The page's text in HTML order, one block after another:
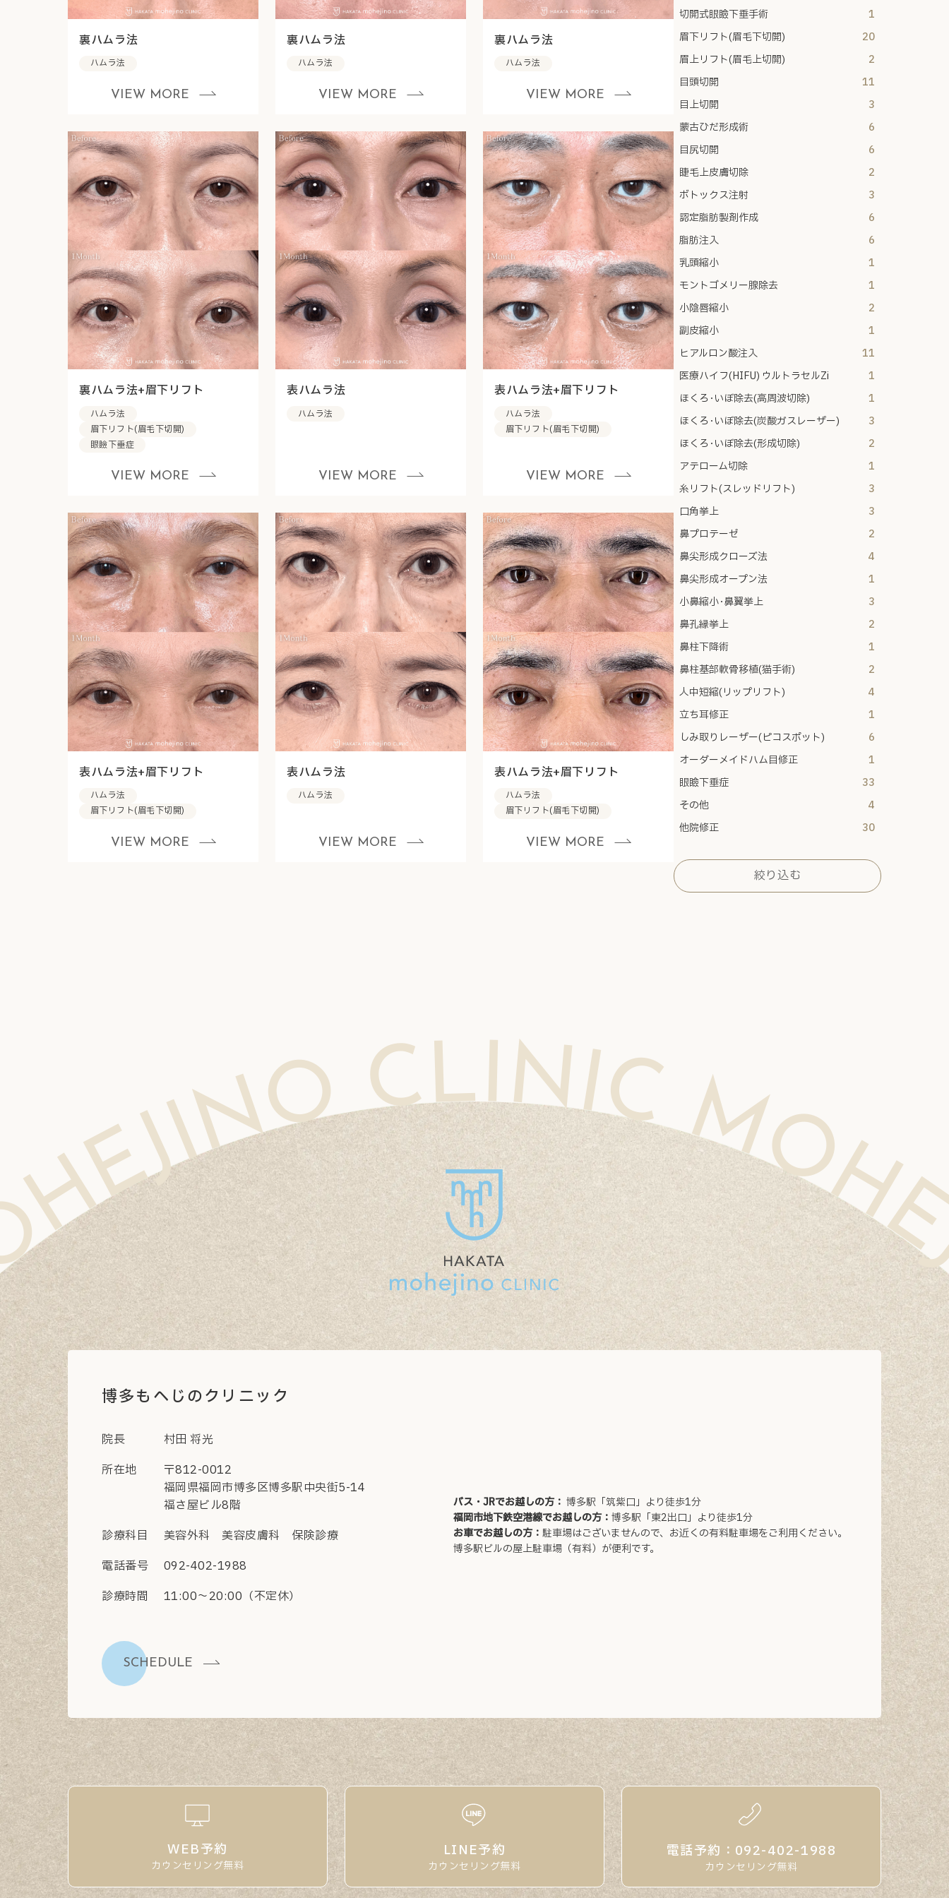
裏ハムラ法
ハムラ法
VIEW MORE
裏ハムラ法
ハムラ法
VIEW MORE
裏ハムラ法
ハムラ法
VIEW MORE
裏ハムラ法+眉下リフト
ハムラ法
眉下リフト(眉毛下切開)
眼瞼下垂症
VIEW MORE
表ハムラ法
ハムラ法
VIEW MORE
表ハムラ法+眉下リフト
ハムラ法
眉下リフト(眉毛下切開)
VIEW MORE
表ハムラ法+眉下リフト
ハムラ法
眉下リフト(眉毛下切開)
VIEW MORE
表ハムラ法
ハムラ法
VIEW MORE
表ハムラ法+眉下リフト
ハムラ法
眉下リフト(眉毛下切開)
VIEW MORE
切開式眼瞼下垂手術
1
眉下リフト(眉毛下切開)
20
眉上リフト(眉毛上切開)
2
目頭切開
11
目上切開
3
蒙古ひだ形成術
6
目尻切開
6
睫毛上皮膚切除
2
ボトックス注射
3
認定脂肪製剤作成
6
脂肪注入
6
乳頭縮小
1
モントゴメリー腺除去
1
小陰唇縮小
2
副皮縮小
1
ヒアルロン酸注入
11
医療ハイフ(HIFU) ウルトラセルZi
1
ほくろ･いぼ除去(高周波切除)
1
ほくろ･いぼ除去(炭酸ガスレーザー)
3
ほくろ･いぼ除去(形成切除)
2
アテローム切除
1
糸リフト(スレッドリフト)
3
口角挙上
3
鼻プロテーゼ
2
鼻尖形成クローズ法
4
鼻尖形成オープン法
1
小鼻縮小･鼻翼挙上
3
鼻孔縁挙上
2
鼻柱下降術
1
鼻柱基部軟骨移植(猫手術)
2
人中短縮(リップリフト)
4
立ち耳修正
1
しみ取りレーザー(ピコスポット)
6
オーダーメイドハム目修正
1
眼瞼下垂症
33
その他
4
他院修正
30
絞り込む
MOHEJINO CLINIC MOHEJINO CLINIC MOHEJINO CLINIC MOHEJINO CLINIC MOHEJINO CLINIC MOHEJINO CLINIC MOHEJINO CLINIC MOHEJINO CLINIC MOHEJINO CLINIC MOHEJINO CLINIC MOHEJINO CLINIC MOHEJINO CLINIC
博多もへじのクリニック
院長
村田 将光
所在地
〒812-0012
福岡県福岡市博多区博多駅中央街5-14
福さ屋ビル8階
診療科目
美容外科 美容皮膚科 保険診療
電話番号
092-402-1988
診療時間
11:00〜20:00（不定休）
SCHEDULE
バス・JRでお越しの方 ： 博多駅「筑紫口」より徒歩1分
福岡市地下鉄空港線でお越しの方 ： 博多駅「東2出口」より徒歩1分
お車でお越しの方 ： 駐車場はございませんので、お近くの有料駐車場をご利用ください。
博多駅ビルの屋上駐車場（有料）が便利です。
WEB予約
カウンセリング無料
LINE予約
カウンセリング無料
電話予約：092-402-1988
カウンセリング無料